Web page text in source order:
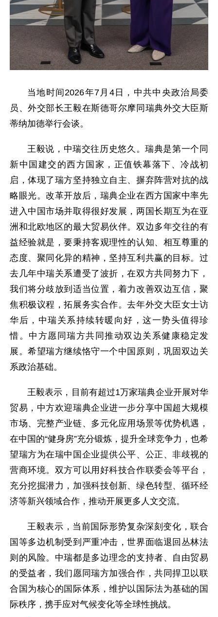
当地时间2026年7月4日，中共中央政治局委
员、外交部长王毅在斯德哥尔摩同瑞典外交大臣斯
蒂纳加德举行会谈。
王毅说，中瑞交往历史悠久。瑞典是第一个同
新中国建交的西方国家，正值铁幕落下、冷战初
启，体现了瑞方坚持独立自主、摒弃阵营对抗的战
略眼光。改革开放后，瑞典企业在西方国家中率先
进入中国市场并取得很好发展，两国长期互为在亚
洲和北欧地区的最大贸易伙伴。双边多年交往的有
益经验就是，要秉持客观理性的认知、相互尊重的
态度、聚同化异的精神，坚持互利共赢的目标。过
去几年中瑞关系遭受了波折，在双方共同努力下，
我们将分歧放到适当位置，着力改善双边互信，聚
焦积极议程，拓展务实合作。去年外交大臣女士访
华后，中瑞关系持续转暖向好，这一势头值得珍
惜。中方愿同瑞方共同推动双边关系健康稳定发
展。希望瑞方继续恪守一个中国原则，巩固双边关
系政治基础。
王毅表示，目前有超过1万家瑞典企业开展对华
贸易，中方欢迎瑞典企业进一步分享中国超大规模
市场、完整产业链、多元化应用场景等优势机遇，
在中国的“健身房”充分锻炼，提升全球竞争力，也希
望瑞方为在瑞中国企业提供公平、公正、非歧视的
营商环境。双方可以用好科技合作联委会等平台，
充分挖掘潜力，加强科技创新、绿色转型、循环经
济等新兴领域合作，推动开展更多人文交流。
王毅表示，当前国际形势复杂深刻变化，联合
国等多边机制受到严重冲击，世界面临退回丛林法
则的风险。中瑞都是多边理念的支持者、自由贸易
的受益者，我们愿同瑞方加强合作，共同捍卫以联
合国为核心的国际体系，维护以国际法为基础的国
际秩序，携手应对气候变化等全球性挑战。